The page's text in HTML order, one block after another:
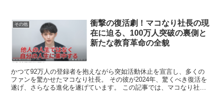
その他
衝撃の復活劇！マコなり社長の現
在に迫る、100万人突破の裏側と
新たな教育革命の全貌
かつて92万人の登録者を抱えながら突如活動休止を宣言し、多くの
ファンを驚かせたマコなり社長。 その彼が2024年、驚くべき復活を
遂げ、さらなる進化を遂げています。 この記事では、マコなり社長